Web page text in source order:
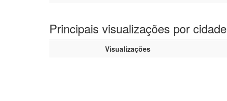
Principais visualizações por cidade
Visualizações